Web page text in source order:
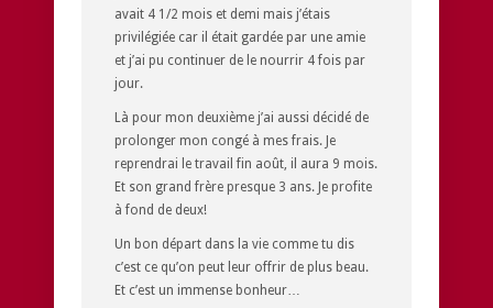
avait 4 1/2 mois et demi mais j’étais
privilégiée car il était gardée par une amie
et j’ai pu continuer de le nourrir 4 fois par
jour.
Là pour mon deuxième j’ai aussi décidé de
prolonger mon congé à mes frais. Je
reprendrai le travail fin août, il aura 9 mois.
Et son grand frère presque 3 ans. Je profite
à fond de deux!
Un bon départ dans la vie comme tu dis
c’est ce qu’on peut leur offrir de plus beau.
Et c’est un immense bonheur…